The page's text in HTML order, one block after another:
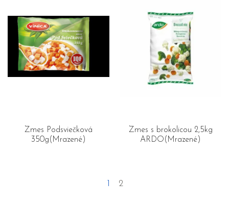
Zmes Podsviečková
350g(Mrazené)
Zmes s brokolicou 2,5kg
ARDO(Mrazené)
1 2